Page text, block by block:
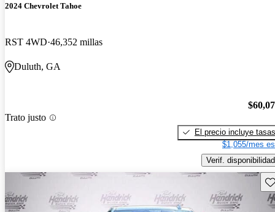
2024 Chevrolet Tahoe
RST 4WD 46,352 millas
Duluth, GA
Trato justo
El precio incluye tasas
$1,055/mes
Verif. disponibilidad